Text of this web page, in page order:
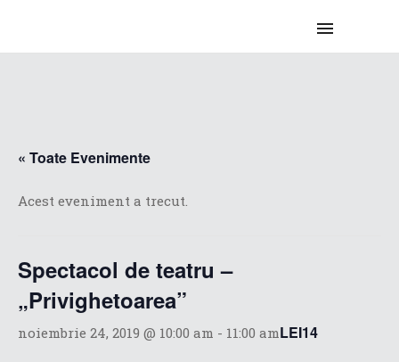
« Toate Evenimente
Acest eveniment a trecut.
Spectacol de teatru –
„Privighetoarea”
noiembrie 24, 2019 @ 10:00 am - 11:00 amLEI14